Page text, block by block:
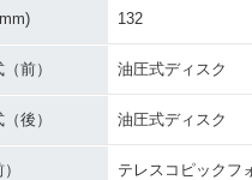
132
前） 油圧式ディスク
後） 油圧式ディスク
テレスコピックフ